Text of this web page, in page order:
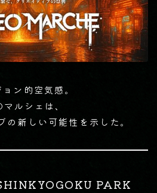
ン的空気感。
ルシェは、
新しい可能性を示した。
PARK